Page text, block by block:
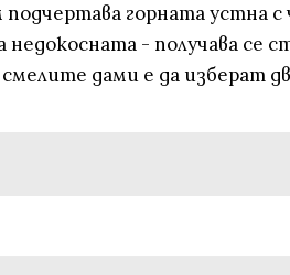
горната устна с
- получава се
дами е да изберат